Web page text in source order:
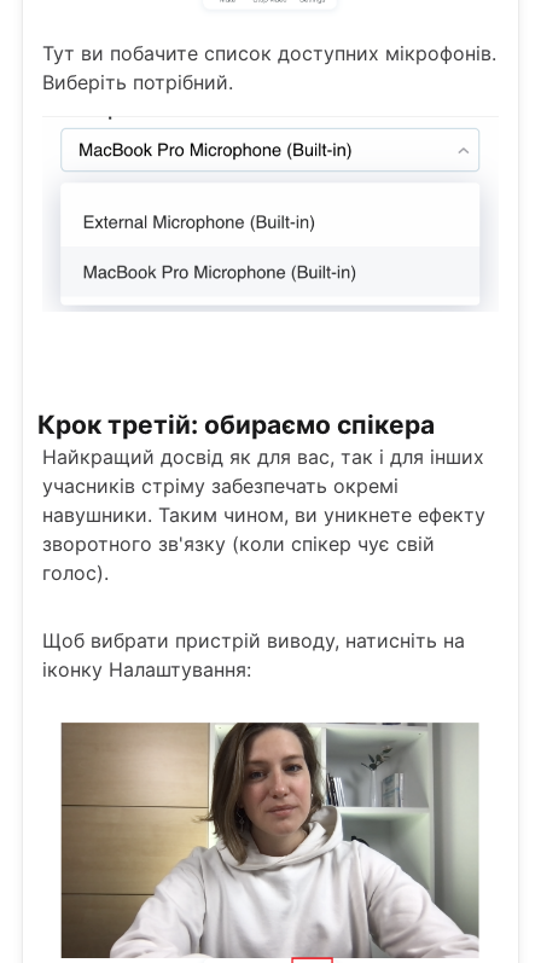
Тут ви побачите список доступних мікрофонів.
Виберіть потрібний.
Крок третій: обираємо спікера
Найкращий досвід як для вас, так і для інших
учасників стріму забезпечать окремі
навушники. Таким чином, ви уникнете ефекту
зворотного зв'язку (коли спікер чує свій
голос).
Щоб вибрати пристрій виводу, натисніть на
іконку Налаштування: